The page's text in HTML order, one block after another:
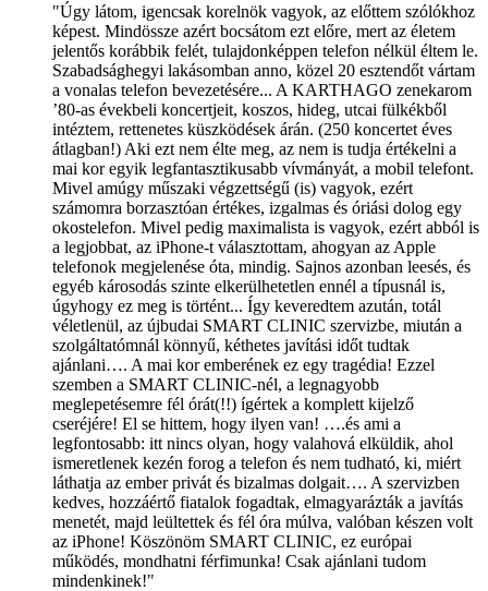
"Úgy látom, igencsak korelnök vagyok, az előttem szólókhoz
képest. Mindössze azért bocsátom ezt előre, mert az életem
jelentős korábbik felét, tulajdonképpen telefon nélkül éltem le.
Szabadsághegyi lakásomban anno, közel 20 esztendőt vártam
a vonalas telefon bevezetésére... A KARTHAGO zenekarom
’80-as évekbeli koncertjeit, koszos, hideg, utcai fülkékből
intéztem, rettenetes küszködések árán. (250 koncertet éves
átlagban!) Aki ezt nem élte meg, az nem is tudja értékelni a
mai kor egyik legfantasztikusabb vívmányát, a mobil telefont.
Mivel amúgy műszaki végzettségű (is) vagyok, ezért
számomra borzasztóan értékes, izgalmas és óriási dolog egy
okostelefon. Mivel pedig maximalista is vagyok, ezért abból is
a legjobbat, az iPhone-t választottam, ahogyan az Apple
telefonok megjelenése óta, mindig. Sajnos azonban leesés, és
egyéb károsodás szinte elkerülhetetlen ennél a típusnál is,
úgyhogy ez meg is történt... Így keveredtem azután, totál
véletlenül, az újbudai SMART CLINIC szervizbe, miután a
szolgáltatómnál könnyű, kéthetes javítási időt tudtak
ajánlani…. A mai kor emberének ez egy tragédia! Ezzel
szemben a SMART CLINIC-nél, a legnagyobb
meglepetésemre fél órát(!!) ígértek a komplett kijelző
cseréjére! El se hittem, hogy ilyen van! ….és ami a
legfontosabb: itt nincs olyan, hogy valahová elküldik, ahol
ismeretlenek kezén forog a telefon és nem tudható, ki, miért
láthatja az ember privát és bizalmas dolgait…. A szervizben
kedves, hozzáértő fiatalok fogadtak, elmagyarázták a javítás
menetét, majd leültettek és fél óra múlva, valóban készen volt
az iPhone! Köszönöm SMART CLINIC, ez európai
működés, mondhatni férfimunka! Csak ajánlani tudom
mindenkinek!"